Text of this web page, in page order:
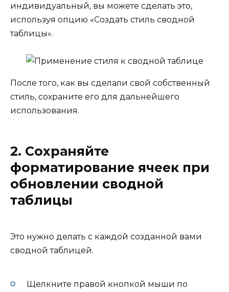
индивидуальный, вы можете сделать это,
используя опцию «Создать стиль сводной
таблицы».
После того, как вы сделали свой собственный
стиль, сохраните его для дальнейшего
использования.
2. Сохраняйте
форматирование ячеек при
обновлении сводной
таблицы
Это нужно делать с каждой созданной вами
сводной таблицей.
Щелкните правой кнопкой мыши по